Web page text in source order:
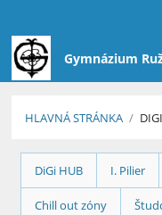
Gymnázium
HLAVNÁ STRÁNKA /
DiGi
HUB
DiGi HUB I. Pilier
Chill out zóny